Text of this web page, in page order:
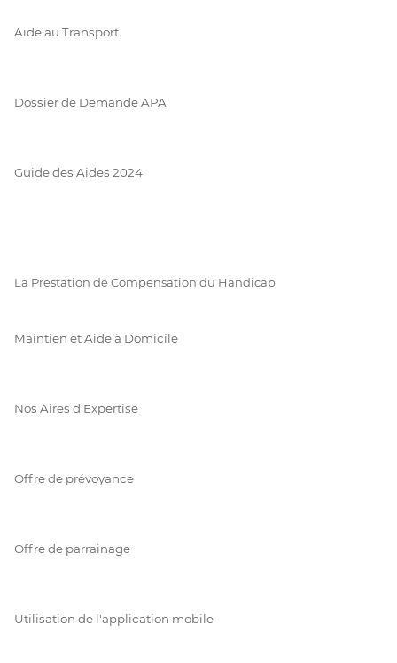
Aide au Transport
Dossier de Demande APA
Guide des Aides 2024
La Prestation de Compensation du Handicap
Maintien et Aide à Domicile
Nos Aires d'Expertise
Offre de prévoyance
Offre de parrainage
Utilisation de l'application mobile